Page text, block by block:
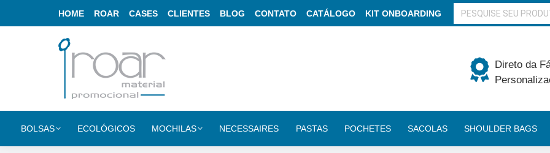
HOME ROAR CASES CLIENTES BLOG CONTATO CATÁLOGO KIT ONBOARDING BUSCAR
Direto da
BOLSAS ECOLÓGICOS MOCHILAS NECESSAIRES PASTAS POCHETES SACOLAS SHOULDER BAGS